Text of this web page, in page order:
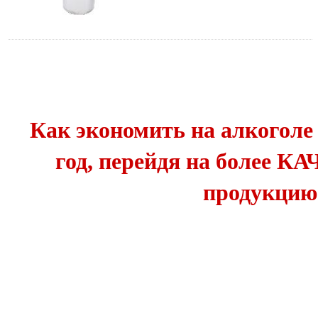
Как экономить на алкоголе
год, перейдя на более